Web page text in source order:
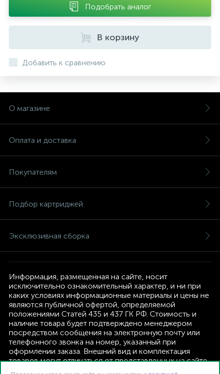
Подобрать аналог
В корзину
Добавить к сравнению
О магазине
Оплата и доставка
Покупателям
Подбор картриджей
Эксклюзивная сборка
Информация, размещенная на сайте, носит
исключительно ознакомительный характер, и ни при
каких условиях информационные материалы и цены не
являются публичной офертой, определяемой
положениями Статей 435 и 437 ГК РФ. Стоимость и
наличие товара будет подтверждено менеджером
посредством сообщения на электронную почту или
телефонного звонка на номер, указанный при
оформлении заказа. Внешний вид и комплектация
товаров могут отличаться от представленных на сайте.